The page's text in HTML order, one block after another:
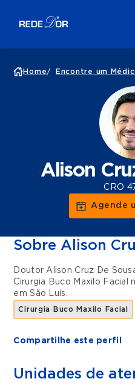
Home/ Encontre um
Alison
CRO
Agende
Sobre Alison
Doutor Alison Cruz De
Cirurgia Buco Maxilo Facial
emSão Luís.
Cirurgia Buco Maxilo Facial
Compartilhe este perfil
Unidades de